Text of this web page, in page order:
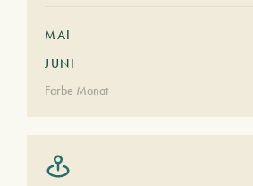
MAI
JUNI
Farbe Monat